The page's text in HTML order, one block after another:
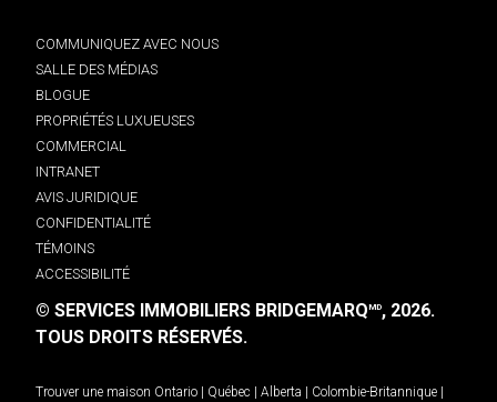
COMMUNIQUEZ AVEC NOUS
SALLE DES MÉDIAS
BLOGUE
PROPRIÉTÉS LUXUEUSES
COMMERCIAL
INTRANET
AVIS JURIDIQUE
CONFIDENTIALITÉ
TÉMOINS
ACCESSIBILITÉ
© SERVICES IMMOBILIERS BRIDGEMARQMD, 2026.
TOUS DROITS RÉSERVÉS.
Trouver une maison Ontario Québec Alberta Colombie-Britannique